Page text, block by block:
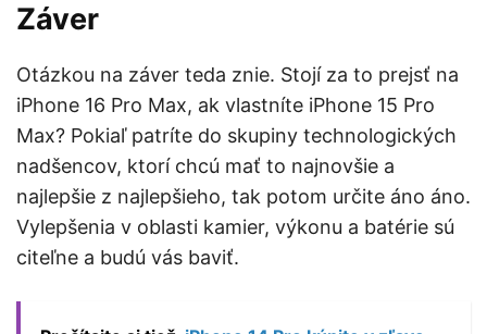
Záver
Otázkou na záver teda znie. Stojí za to prejsť na
iPhone 16 Pro Max, ak vlastníte iPhone 15 Pro
Max? Pokiaľ patríte do skupiny technologických
nadšencov, ktorí chcú mať to najnovšie a
najlepšie z najlepšieho, tak potom určite áno áno.
Vylepšenia v oblasti kamier, výkonu a batérie sú
citeľne a budú vás baviť.